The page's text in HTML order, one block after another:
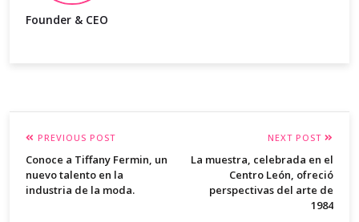
Founder & CEO
PREVIOUS POST
Conoce a Tiffany Fermin, un
nuevo talento en la
industria de la moda.
NEXT POST
La muestra, celebrada en el
Centro León, ofreció
perspectivas del arte de
1984